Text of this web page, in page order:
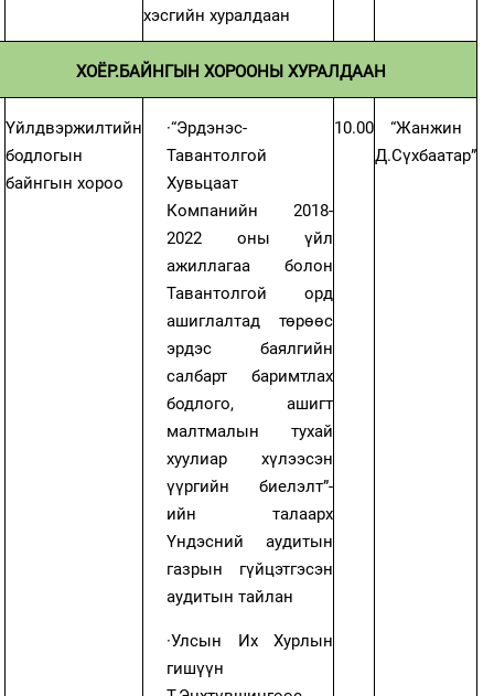
хэсгийн хуралдаан
ХОЁР.БАЙНГЫН ХОРООНЫ ХУРАЛДААН
Үйлдвэржилтийн
бодлогын
байнгын хороо
·“Эрдэнэс-
Тавантолгой
Хувьцаат
Компанийн 2018-
2022 оны үйл
ажиллагаа болон
Тавантолгой орд
ашиглалтад төрөөс
эрдэс баялгийн
салбарт баримтлах
бодлого, ашигт
малтмалын тухай
хуулиар хүлээсэн
үүргийн биелэлт”-
ийн талаарх
Үндэсний аудитын
газрын гүйцэтгэсэн
аудитын тайлан
·Улсын Их Хурлын
гишүүн
10.00
“Жанжин
Д.Сүхбаатар”